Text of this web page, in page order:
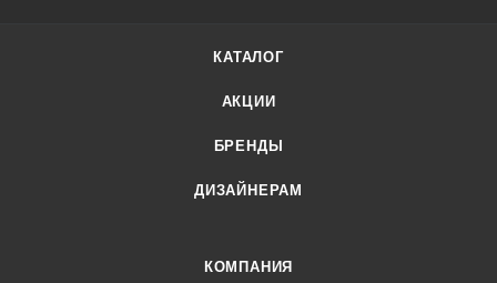
КАТАЛОГ
АКЦИИ
БРЕНДЫ
ДИЗАЙНЕРАМ
КОМПАНИЯ